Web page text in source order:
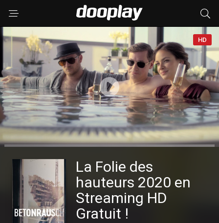
HD
La Folie des
hauteurs 2020 en
Streaming HD
Gratuit !